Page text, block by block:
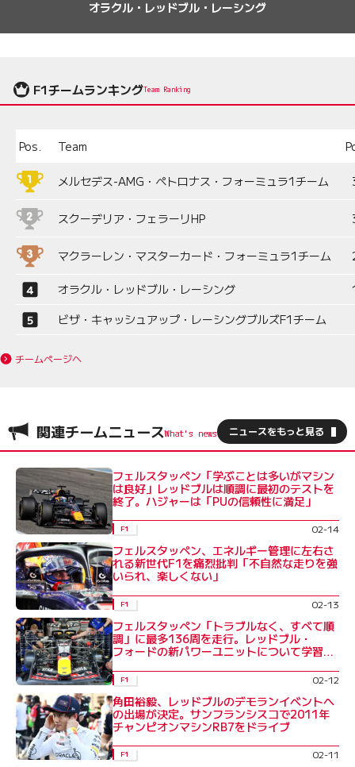
オラクル・レッドブル・レーシング
F1チームランキングTeam Ranking
Pos. Team
メルセデス-AMG・ペトロナス・フォーミュラ1チーム
スクーデリア・フェラーリHP
マクラーレン・マスターカード・フォーミュラ1チーム
オラクル・レッドブル・レーシング
ビザ・キャッシュアップ・レーシングブルズF1チーム
チームページへ
関連チームニュース ニュースをもっと見る
フェルスタッペン「学ぶことは多いがマシン
は良好」レッドブルは順調に最初のテストを
終了。ハジャーは「PUの信頼性に満足」
F1 02-14
フェルスタッペン、エネルギー管理に左右さ
れる新世代F1を痛烈批判「不自然な走りを強
いられ、楽しくない」
F1 02-13
フェルスタッペン「トラブルなく、すべて順
調」に最多136周を走行。レッドブル・
フォードの新パワーユニットについて学習重
F1 02-12
角田裕毅、レッドブルのデモランイベントへ
の出場が決定。サンフランシスコで2011年
チャンピオンマシンRB7をドライブ
F1 02-11